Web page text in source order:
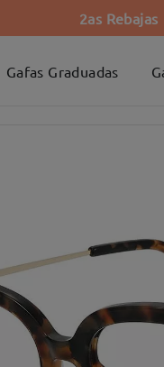
2as
Gafas Graduadas